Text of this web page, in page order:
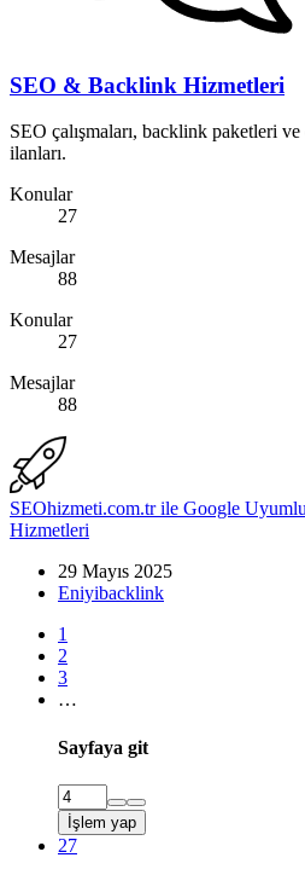
SEO & Backlink Hizmetleri
SEO çalışmaları, backlink paketleri
ilanları.
Konular
27
Mesajlar
88
Konular
27
Mesajlar
88
SEOhizmeti.com.tr ile Google
Hizmetleri
29 Mayıs 2025
Eniyibacklink
1
2
3
…
Sayfaya git
İşlem yap
27